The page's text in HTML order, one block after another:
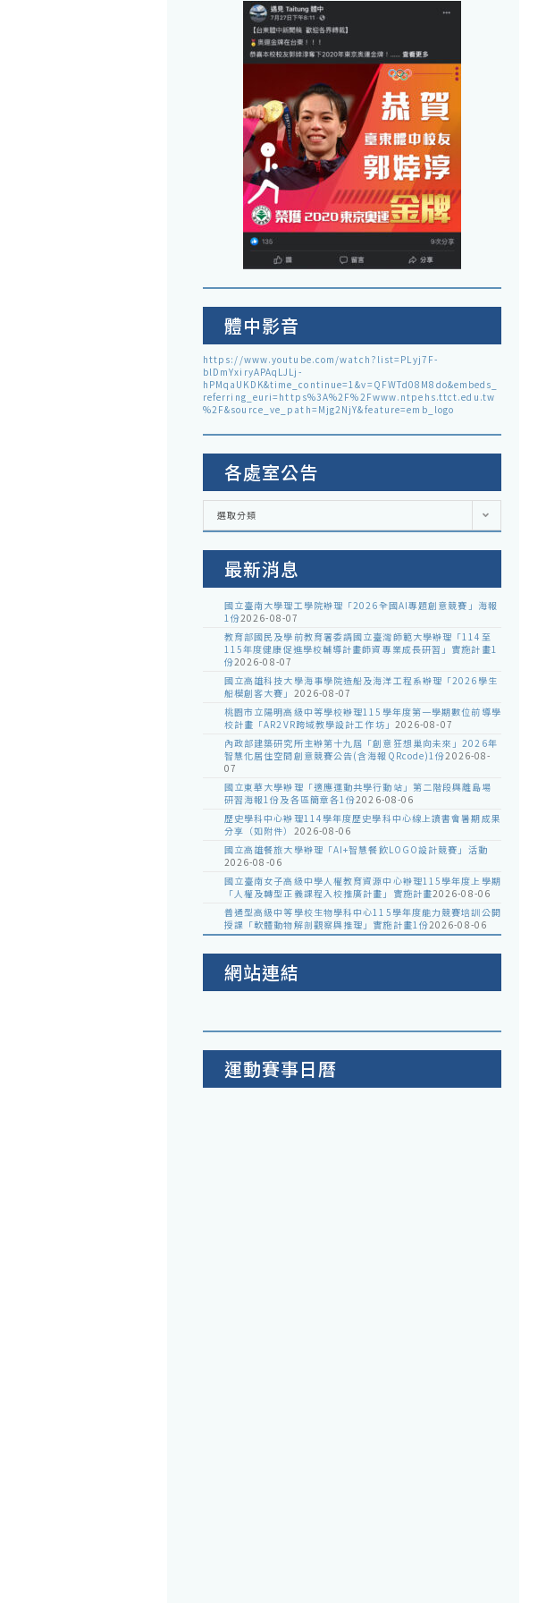
體中影音
https://www.youtube.com/watch?list=PLyj7F-
blDmYxiryAPAqLJLj-
hPMqaUKDK&time_continue=1&v=QFWTd08M8do&embeds_
referring_euri=https%3A%2F%2Fwww.ntpehs.ttct.edu.tw
%2F&source_ve_path=Mjg2NjY&feature=emb_logo
各處室公告
各
室
選取分類
最新消息
國立臺南大學理工學院辦理「2026全國AI專題創意競賽」海報
1份2026-08-07
教育部國民及學前教育署委請國立臺灣師範大學辦理「114至
115年度健康促進學校輔導計畫師資專業成長研習」實施計畫1
份2026-08-07
國立高雄科技大學海事學院造船及海洋工程系辦理「2026學生
船模創客大賽」 2026-08-07
桃園市立陽明高級中等學校辦理115學年度第一學期數位前導學
校計畫「AR2VR跨域教學設計工作坊」 2026-08-07
內政部建築研究所主辦第十九屆「創意狂想巢向未來」2026年
智慧化居住空間創意競賽公告(含海報QRcode)1份2026-08-
07
國立東華大學辦理「適應運動共學行動站」第二階段與離島場
研習海報1份及各區簡章各1份2026-08-06
歷史學科中心辦理114學年度歷史學科中心線上讀書會暑期成果
分享（如附件） 2026-08-06
國立高雄餐旅大學辦理「AI+智慧餐飲LOGO設計競賽」活動
2026-08-06
國立臺南女子高級中學人權教育資源中心辦理115學年度上學期
「人權及轉型正義課程入校推廣計畫」實施計畫2026-08-06
普通型高級中等學校生物學科中心115學年度能力競賽培訓公開
授課「軟體動物解剖觀察與推理」實施計畫1份2026-08-06
網站連結
運動賽事日曆